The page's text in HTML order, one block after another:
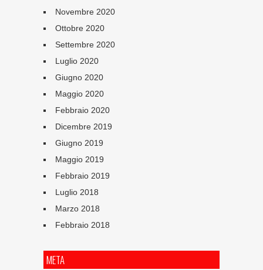
Novembre 2020
Ottobre 2020
Settembre 2020
Luglio 2020
Giugno 2020
Maggio 2020
Febbraio 2020
Dicembre 2019
Giugno 2019
Maggio 2019
Febbraio 2019
Luglio 2018
Marzo 2018
Febbraio 2018
META